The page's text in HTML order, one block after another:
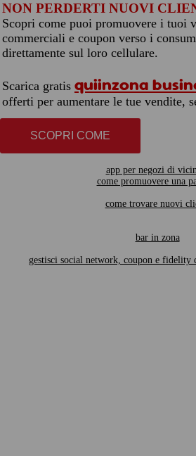
NON PERDERTI NUOVI
Scopri come puoi promuovere i tuoi
commerciali e coupon verso i
direttamente sul loro cellulare.
Scarica gratis quiinzona
offerti per aumentare le tue vendite,
SCOPRI COME
app per negozi di
come promuovere una
come trovare nuovi
bar in zona
gestisci social network, coupon e fidelity